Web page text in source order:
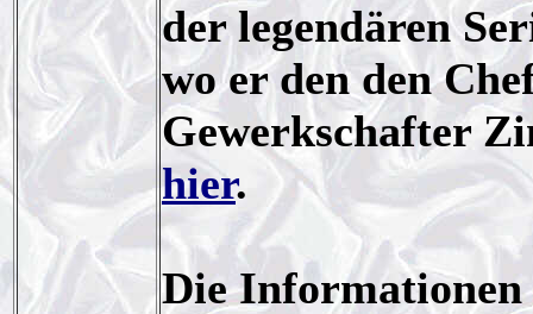
der legendären
wo er den den
Gewerkschafter
hier.
Die Informationen